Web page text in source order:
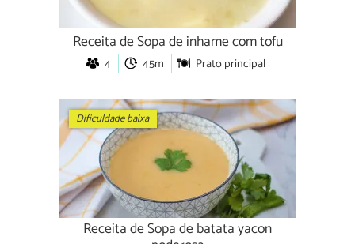
Receita de Sopa de inhame com tofu
4 45m Prato principal
Dificuldade baixa
Receita de Sopa de batata yacon